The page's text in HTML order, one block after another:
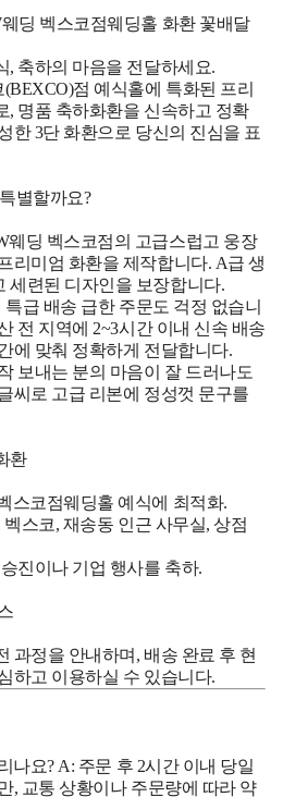
딩 벡스코점웨딩홀 화환 꽃배달
, 축하의 마음을 전달하세요.
점 예식홀에 특화된 프리
, 명품 축하화환을 신속하고 정확
한 3단 화환으로 당신의 진심을 표
별할까요?
웨딩 벡스코점의 고급스럽고 웅장
리미엄 화환을 제작합니다. A급 생
세련된 디자인을 보장합니다.
급 배송 급한 주문도 걱정 없습니
전 지역에 2~3시간 이내 신속 배송
에 맞춰 정확하게 전달합니다.
보내는 분의 마음이 잘 드러나도
씨로 고급 리본에 정성껏 문구를
환
스코점웨딩홀 예식에 최적화.
스코, 재송동 인근 사무실, 상점
진이나 기업 행사를 축하.
과정을 안내하며, 배송 완료 후 현
하고 이용하실 수 있습니다.
나요? A: 주문 후 2시간 이내 당일
, 교통 상황이나 주문량에 따라 약